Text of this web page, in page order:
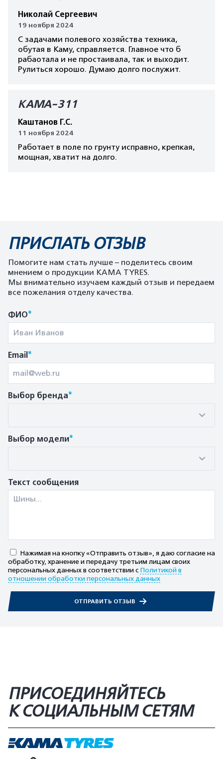
Николай Сергеевич
19 ноября 2024
С задачами полевого хозяйства техника,
обутая в Каму, справляется. Главное что б
рабаотала и не простаивала, так и выходит.
Рулиться хорошо. Думаю долго послужит.
КАМА-311
Каштанов Г.С.
11 ноября 2024
Работает в поле по грунту исправно, крепкая,
мощная, хватит на долго.
ПРИСЛАТЬ ОТЗЫВ
Помогите нам стать лучше – поделитесь своим
мнением о продукции KAMA TYRES.
Мы внимательно изучаем каждый отзыв и передаем
все пожелания отделу качества.
ФИО*
Email*
Выбор бренда*
Выбор модели*
Текст сообщения
Нажимая на кнопку «Отправить отзыв», я даю согласие на
обработку, хранение и передачу третьим лицам своих
персональных данных в соответствии с Политикой в
отношении обработки персональных данных
ОТПРАВИТЬ ОТЗЫВ
ПРИСОЕДИНЯЙТЕСЬ
К СОЦИАЛЬНЫМ СЕТЯМ